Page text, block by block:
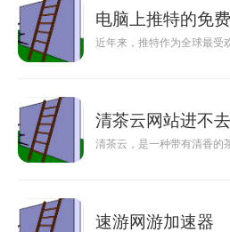
电脑上推特的免
近年来，推特作为全球最受
清茶云网站进不
清茶云，是一种带有清香的
速游网游加速器